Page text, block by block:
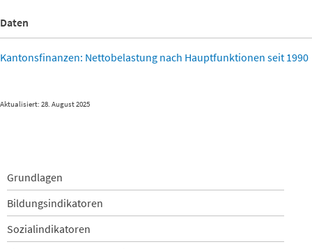
Daten
Kantonsfinanzen: Nettobelastung nach Hauptfunktionen seit 1990
Aktualisiert: 28. August 2025
Navigation
überspringen
Grundlagen
Bildungsindikatoren
Sozialindikatoren